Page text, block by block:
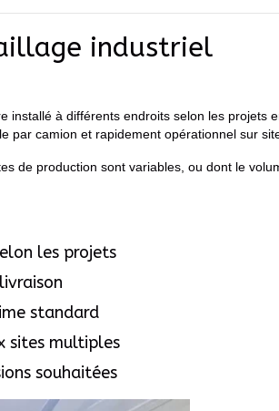
industriel
installé à différents endroits selon les projets
par camion et rapidement opérationnel sur
de production sont variables, ou dont le
les projets
standard
sites multiples
souhaitées